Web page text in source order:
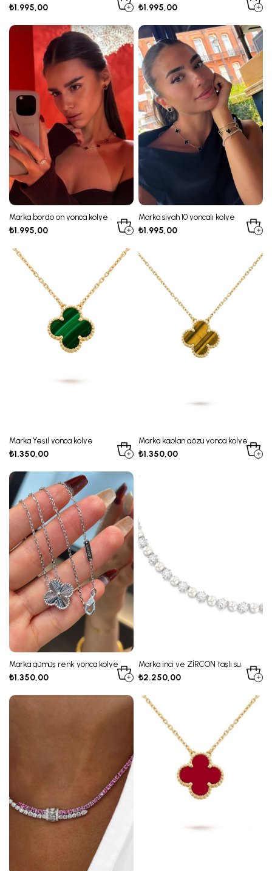
₺1.995,00 ₺1.995,00
Marka bordo on yonca kolye
₺1.995,00
Marka siyah 10 yoncalı kolye
₺1.995,00
Marka Yeşil yonca kolye
₺1.350,00
Marka kaplan gözü yonca kolye
₺1.350,00
Marka gümüş renk yonca kolye
₺1.350,00
Marka inci ve ZİRCON taşlı su
yolu Kolye
₺2.250,00